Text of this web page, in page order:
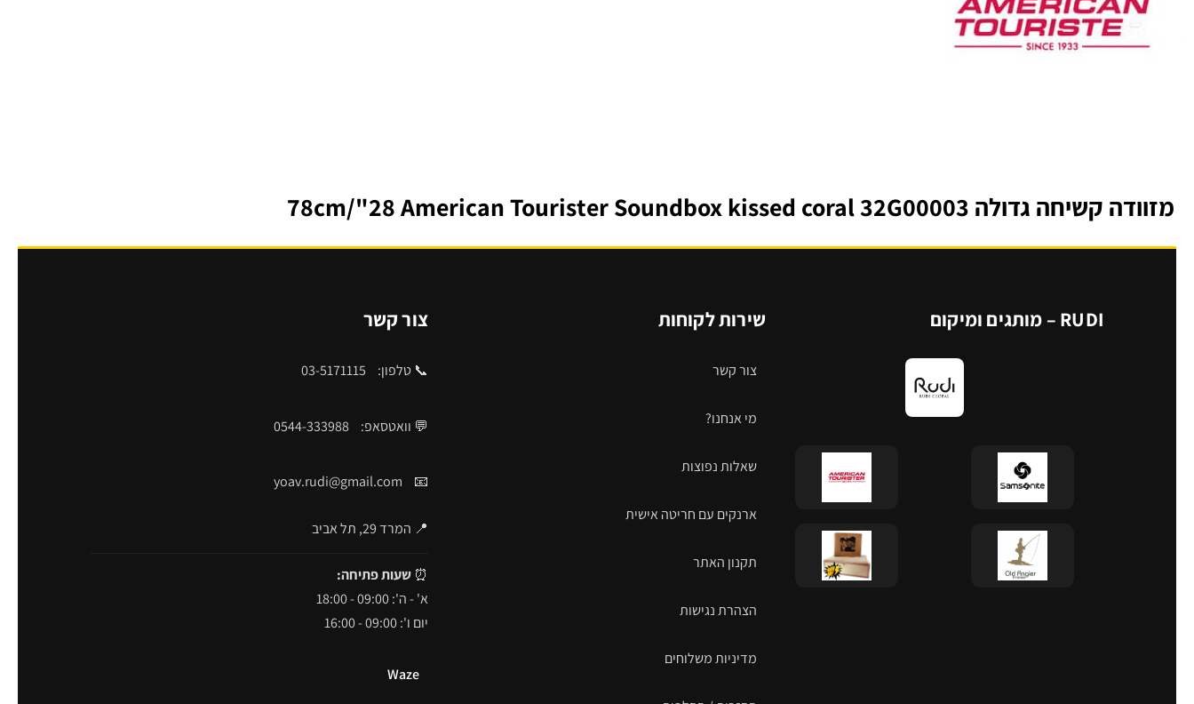
מזוודה קשיחה גדולה 78cm/"28 American Tourister Soundbox kissed coral 32G00003
RUDI – מותגים ומיקום שירות לקוחות
צור קשר
מי אנחנו?
שאלות נפוצות
ארנקים עם חריטה אישית
תקנון האתר
הצהרת נגישות
מדיניות משלוחים
צור קשר
📞 טלפון: 03-5171115
💬 וואטסאפ: 0544-333988
📧
yoav.rudi@gmail.com
📍 המרד 29, תל אביב
⏰ שעות פתיחה:
א' - ה': 09:00 - 18:00
יום ו': 09:00 - 16:00
Waze